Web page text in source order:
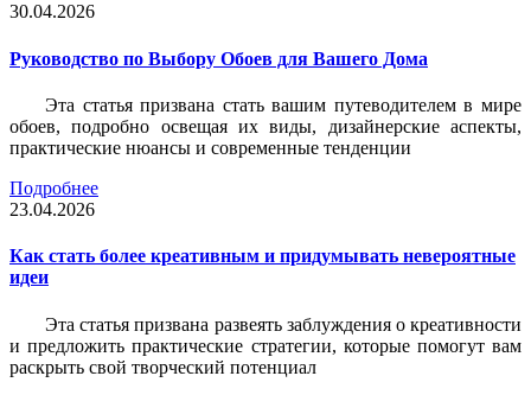
30.04.2026
Руководство по Выбору Обоев для Вашего Дома
Эта статья призвана стать вашим путеводителем в мире
обоев, подробно освещая их виды, дизайнерские аспекты,
практические нюансы и современные тенденции
Подробнее
23.04.2026
Как стать более креативным и придумывать невероятные
идеи
Эта статья призвана развеять заблуждения о креативности
и предложить практические стратегии, которые помогут вам
раскрыть свой творческий потенциал